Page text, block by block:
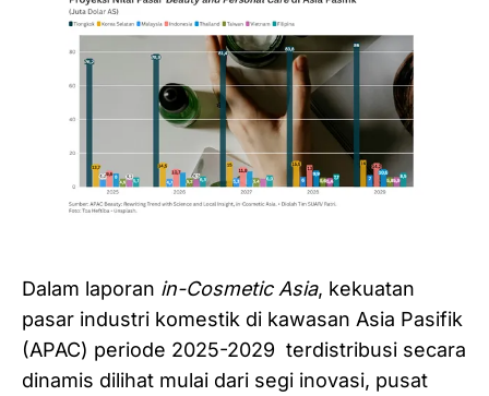
Dalam laporan in-Cosmetic Asia, kekuatan
pasar industri komestik di kawasan Asia Pasifik
(APAC) periode 2025-2029 terdistribusi secara
dinamis dilihat mulai dari segi inovasi, pusat